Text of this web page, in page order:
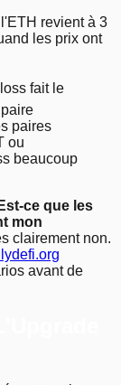
revient à 3
les prix ont
fait le
paires
ou
beaucoup
Est-ce que les
mon
clairement non.
avant de